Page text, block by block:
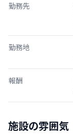
勤務先
勤務地
報酬
施設の雰囲気